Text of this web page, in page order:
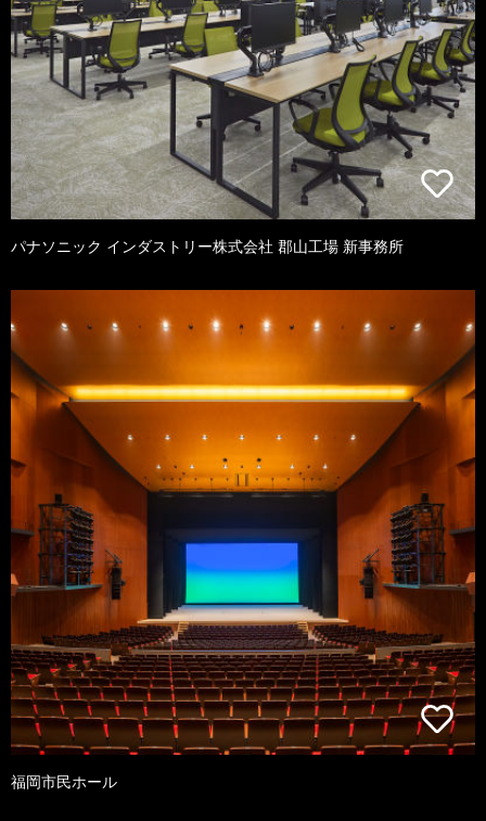
パナソニック インダストリー株式会社 郡山工場 新事務所
福岡市民ホール